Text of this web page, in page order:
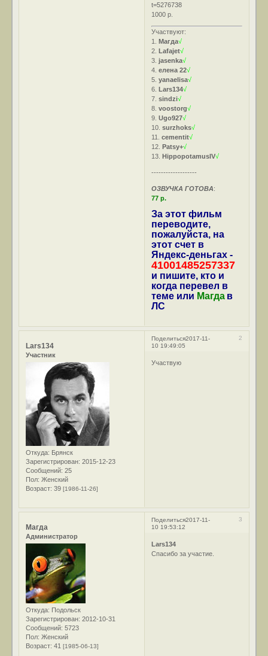
t=5276738
1000 р.
Участвуют:
1.Магда√
2.Lafajet√
3.jasenka√
4.елена 22√
5.yanaelisa√
6.Lars134√
7.sindzi√
8.voostorg√
9.Ugo927√
10.surzhoks√
11.cementit√
12.Patsy+√
13.HippopotamusIV√
-------------------
ОЗВУЧКА ГОТОВА:
77 р.
За этот фильм
переводите,
пожалуйста, на
этот счет в
Яндекс-деньгах -
41001485257337
и пишите, кто и
когда перевел в
теме или Магда в
ЛС
Поделиться 2
2017-11-
10 19:49:05
Lars134
Участник
Откуда: Брянск
Зарегистрирован: 2015-12-23
Сообщений: 25
Пол: Женский
Возраст: 39[1986-11-26]
Участвую
Поделиться 3
2017-11-
10 19:53:12
Магда
Администратор
Откуда: Подольск
Зарегистрирован: 2012-10-31
Сообщений: 5723
Пол: Женский
Возраст: 41[1985-06-13]
Lars134
Спасибо за участие.